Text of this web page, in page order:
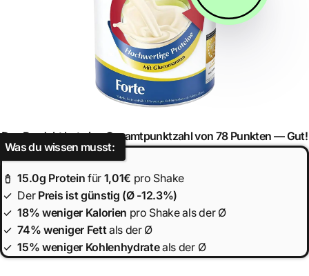
Das Produkt hat eine Gesamtpunktzahl von 78 Punkten —Gut!
Was du wissen musst:
15.0g Protein für 1,01€ pro Shake
Der Preis istgünstig (Ø -12.3%)
18% weniger Kalorien pro Shake als der Ø
74% weniger Fettals der Ø
15% weniger Kohlenhydrateals der Ø